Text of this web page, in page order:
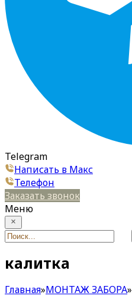
Telegram
Написать в Макс
Телефон
Заказать звонок
Меню
калитка
Главная»МОНТАЖ ЗАБОРА»